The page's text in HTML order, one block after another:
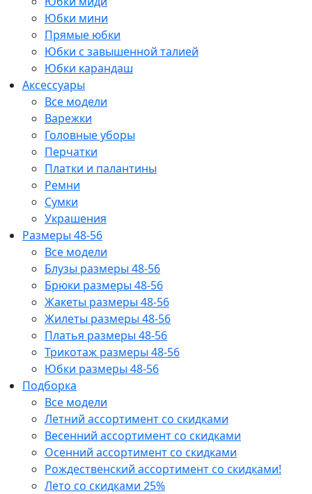
Юбки мини
Прямые юбки
Юбки с завышенной талией
Юбки карандаш
Аксессуары
Все модели
Варежки
Головные уборы
Перчатки
Платки и палантины
Ремни
Сумки
Украшения
Размеры 48-56
Все модели
Блузы размеры 48-56
Брюки размеры 48-56
Жакеты размеры 48-56
Жилеты размеры 48-56
Платья размеры 48-56
Трикотаж размеры 48-56
Юбки размеры 48-56
Подборка
Все модели
Летний ассортимент со скидками
Весенний ассортимент со скидками
Осенний ассортимент со скидками
Рождественский ассортимент со скидками!
Лето со скидками 25%